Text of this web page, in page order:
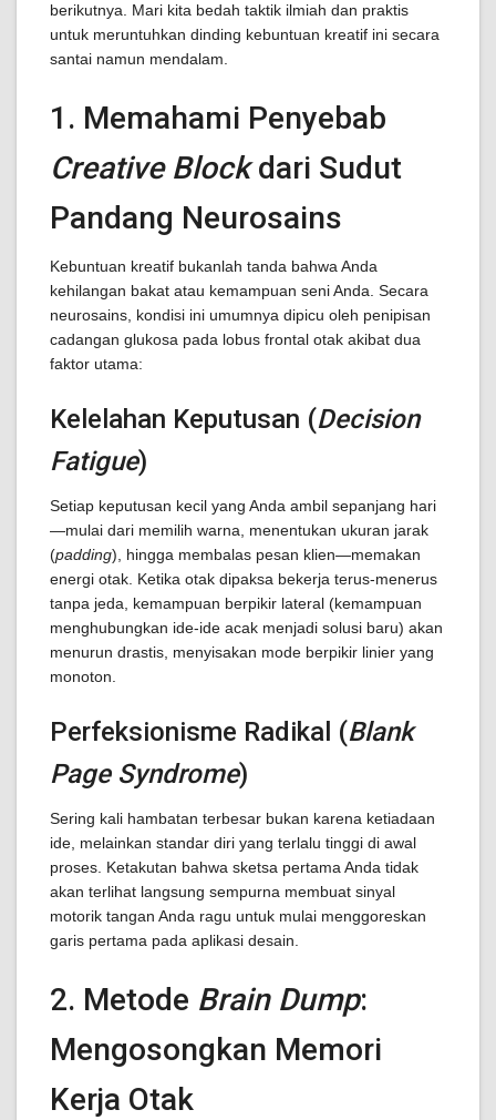
berikutnya. Mari kita bedah taktik ilmiah dan praktis
untuk meruntuhkan dinding kebuntuan kreatif ini secara
santai namun mendalam.
1. Memahami Penyebab
Creative Blockdari Sudut
Pandang Neurosains
Kebuntuan kreatif bukanlah tanda bahwa Anda
kehilangan bakat atau kemampuan seni Anda. Secara
neurosains, kondisi ini umumnya dipicu oleh penipisan
cadangan glukosa pada lobus frontal otak akibat dua
faktor utama:
Kelelahan Keputusan (Decision
Fatigue)
Setiap keputusan kecil yang Anda ambil sepanjang hari
—mulai dari memilih warna, menentukan ukuran jarak
(padding), hingga membalas pesan klien—memakan
energi otak. Ketika otak dipaksa bekerja terus-menerus
tanpa jeda, kemampuan berpikir lateral (kemampuan
menghubungkan ide-ide acak menjadi solusi baru) akan
menurun drastis, menyisakan mode berpikir linier yang
monoton.
Perfeksionisme Radikal (Blank
Page Syndrome)
Sering kali hambatan terbesar bukan karena ketiadaan
ide, melainkan standar diri yang terlalu tinggi di awal
proses. Ketakutan bahwa sketsa pertama Anda tidak
akan terlihat langsung sempurna membuat sinyal
motorik tangan Anda ragu untuk mulai menggoreskan
garis pertama pada aplikasi desain.
2. Metode Brain Dump:
Mengosongkan Memori
Kerja Otak